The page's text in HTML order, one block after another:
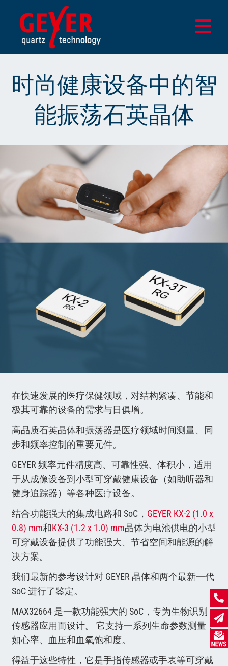
content
产品
设计与测试中心
最新消息
商店
时尚健康设备中的智
能振荡石英晶体
在快速发展的医疗保健领域，对结构紧凑、节能和
极其可靠的设备的需求与日俱增。
高品质石英晶体和振荡器是医疗领域时间测量、同
步和频率控制的重要元件。
GEYER 频率元件精度高、可靠性强、体积小，适用
于从成像设备到小型可穿戴健康设备（如助听器和
健身追踪器）等各种医疗设备。
结合功能强大的集成电路和 SoC， GEYER KX-2 (1.0 x
0.8) mm和KX-3 (1.2 x 1.0) mm晶体为电池供电的小型
可穿戴设备提供了功能强大、节省空间和能源的解
决方案。
我们最新的参考设计对 GEYER 晶体和两个最新一代
SoC 进行了鉴定。
MAX32664 是一款功能强大的 SoC，专为生物识别
传感器应用而设计。 它支持一系列生命参数测量，
如心率、血压和血氧饱和度。
得益于这些特性，它是手指传感器或手表等可穿戴